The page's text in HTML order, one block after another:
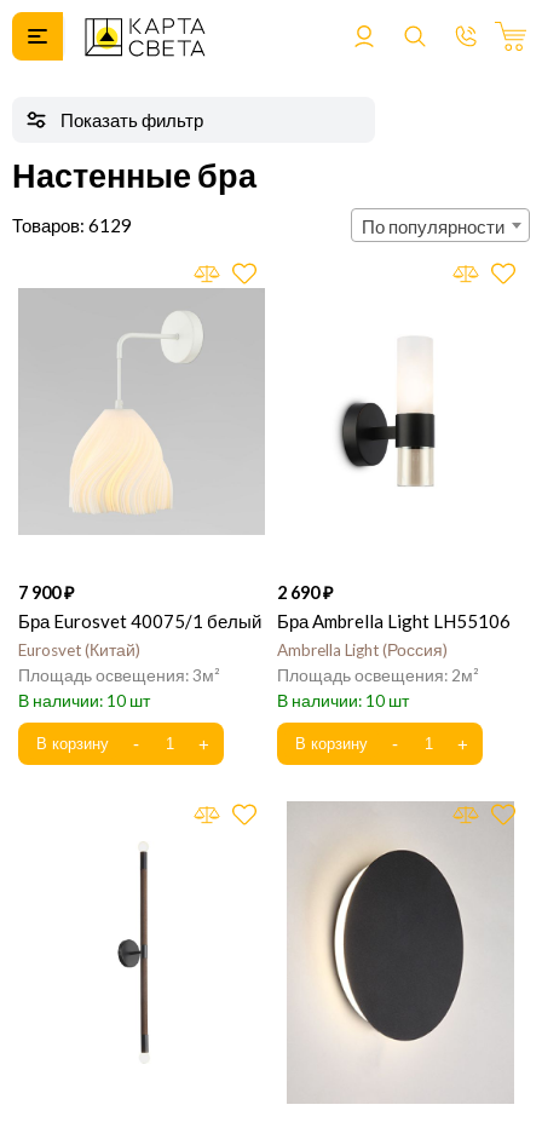
Настенные бра
6129 По популярности
7 900
Бра Eurosvet 40075/1 белый
Eurosvet Китай
3
10
2 690
Бра Ambrella Light LH55106
Ambrella Light Россия
2
10